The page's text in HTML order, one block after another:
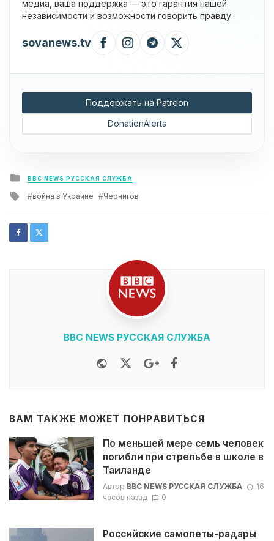
медиа, ваша поддержка — это гарантия нашей
независимости и возможности говорить правду.
sovanews.tv
Поддержать на Patreon
DonationAlerts
Posted
in
BBC NEWS РУССКАЯ СЛУЖБА
Tagged
война в Украине Чернигов
BBC NEWS РУССКАЯ СЛУЖБА
WebsiteTwitterGoogle+
ВАМ ТАКЖЕ МОЖЕТ ПОНРАВИТЬСЯ
По меньшей мере семь человек
погибли при стрельбе в школе в
Таиланде
Автор BBC NEWS РУССКАЯ СЛУЖБА
16
часов назад
0
Российские самолеты-радары